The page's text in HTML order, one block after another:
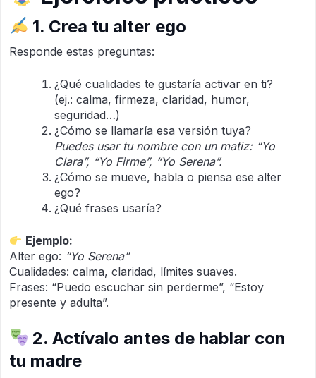
1. Crea tu alter ego
Responde estas preguntas:
¿Qué cualidades te gustaría activar en ti?
(ej.: calma, firmeza, claridad, humor,
seguridad…)
¿Cómo se llamaría esa versión tuya?
Puedes usar tu nombre con un matiz: “Yo
Clara”, “Yo Firme”, “Yo Serena”.
¿Cómo se mueve, habla o piensa ese alter
ego?
¿Qué frases usaría?
Ejemplo:
Alter ego: “Yo Serena”
Cualidades: calma, claridad, límites suaves.
Frases: “Puedo escuchar sin perderme”, “Estoy
presente y adulta”.
2. Actívalo antes de hablar con
tu madre